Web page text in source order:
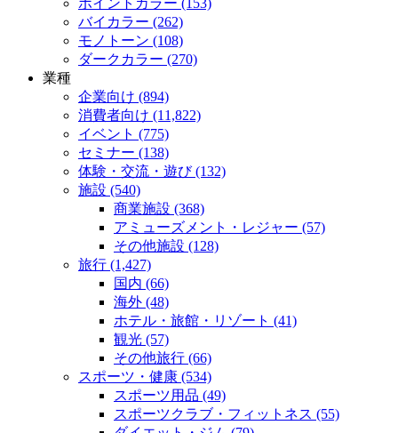
バイカラー (262)
モノトーン (108)
ダークカラー (270)
業種
企業向け (894)
消費者向け (11,822)
イベント (775)
セミナー (138)
体験・交流・遊び (132)
施設 (540)
商業施設 (368)
アミューズメント・レジャー (57)
その他施設 (128)
旅行 (1,427)
国内 (66)
海外 (48)
ホテル・旅館・リゾート (41)
観光 (57)
その他旅行 (66)
スポーツ・健康 (534)
スポーツ用品 (49)
スポーツクラブ・フィットネス (55)